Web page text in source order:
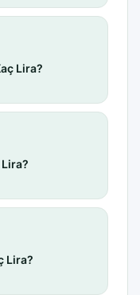
Lira?
Lira?